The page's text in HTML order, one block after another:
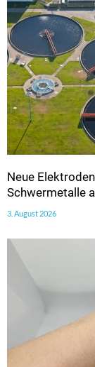
Neue
Schwermetalle
3. August 2026